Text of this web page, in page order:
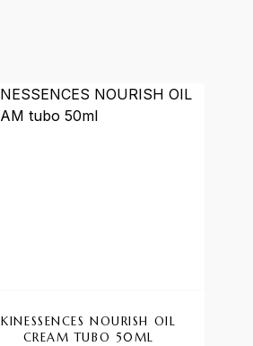
KINESSENCES NOURISH OIL
CREAM TUBO 50ML